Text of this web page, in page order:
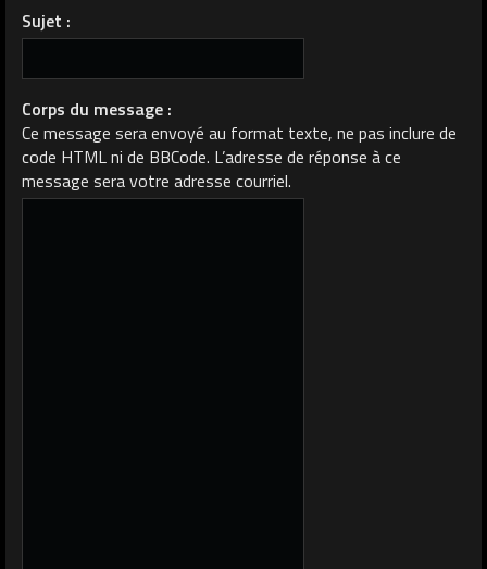
Sujet :
Corps du message :
Ce message sera envoyé au format texte, ne pas inclure de
code HTML ni de BBCode. L’adresse de réponse à ce
message sera votre adresse courriel.